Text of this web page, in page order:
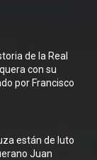
de la Real
con su
por Francisco
están de luto
Juan